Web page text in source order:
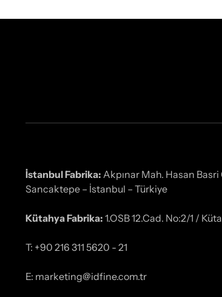
İstanbul Fabrika: Akpınar Mah. Hasan Basri
Sancaktepe – İstanbul – Türkiye
Kütahya Fabrika: 1.OSB 12.Cad. No:2/1 /
T: +90 216 311 5620 - 21
E: marketing@idfine.com.tr